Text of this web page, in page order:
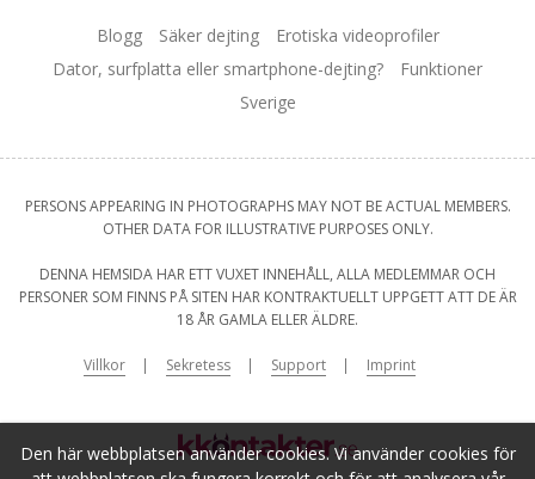
Den här webbplatsen använder cookies. Vi använder cookies för
Blogg Säker dejting
Erotiska videoprofiler
Dator, surfplatta eller smartphone-dejting?
Funktioner
Sverige
PERSONS APPEARING IN PHOTOGRAPHS MAY NOT BE ACTUAL MEMBERS.
OTHER DATA FOR ILLUSTRATIVE PURPOSES ONLY.
DENNA HEMSIDA HAR ETT VUXET INNEHÅLL, ALLA MEDLEMMAR OCH
PERSONER SOM FINNS PÅ SITEN HAR KONTRAKTUELLT UPPGETT ATT DE ÄR
18 ÅR GAMLA ELLER ÄLDRE.
Villkor Sekretess Support Imprint